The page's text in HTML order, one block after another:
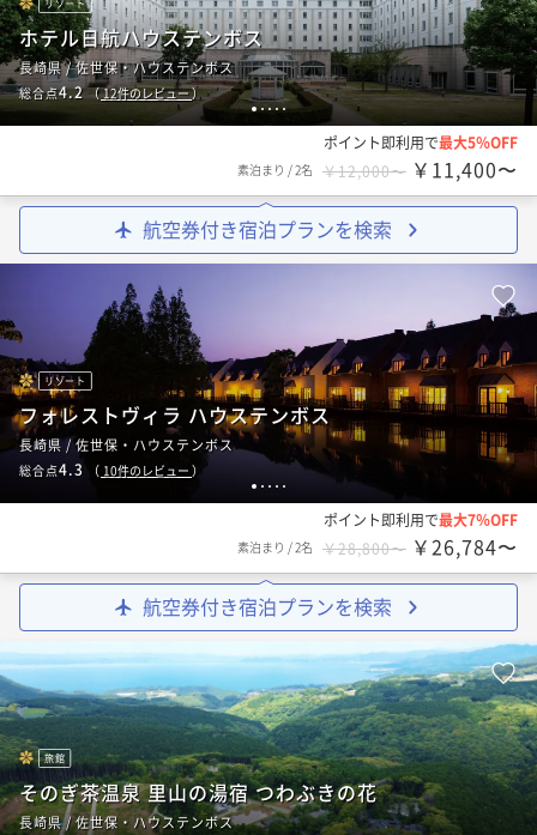
12345
リゾート
ホテル日航ハウステンボス
長崎県 / 佐世保・ハウステンボス
総合点4.2（12件のレビュー）
ポイント即利用で最大5％OFF
素泊まり /2名 ￥12,000〜 ￥11,400〜
航空券付き宿泊プランを検索
1 2 3 4 5
リゾート
フォレストヴィラ ハウステンボス
長崎県 / 佐世保・ハウステンボス
総合点4.3 （ 10件のレビュー ）
ポイント即利用で最大7％OFF
素泊まり /2名 ￥28,800〜 ￥26,784〜
航空券付き宿泊プランを検索
旅館
そのぎ茶温泉 里山の湯宿 つわぶきの花
長崎県 / 佐世保・ハウステンボス